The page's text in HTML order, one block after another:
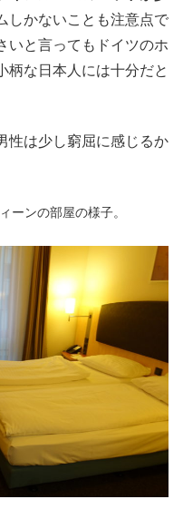
しかないことも注意点で
いと言ってもドイツのホ
柄な日本人には十分だと
性は少し窮屈に感じるか
ーンの部屋の様子。